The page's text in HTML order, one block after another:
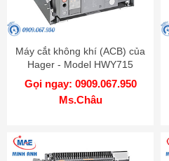
Máy cắt không khí (ACB) của
Hager - Model HWY715
Gọi ngay: 0909.067.950
Ms.Châu